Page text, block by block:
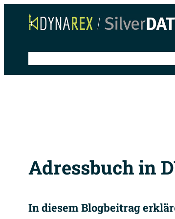
Adressbuch in
In diesem Blogbeitrag